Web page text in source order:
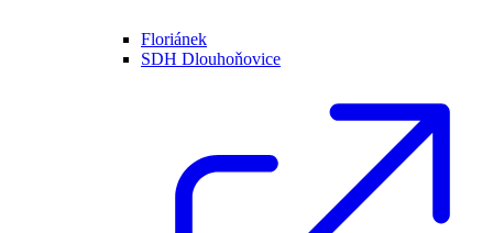
Floriánek
SDH Dlouhoňovice